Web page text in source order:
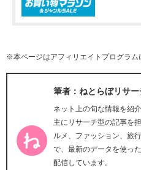
※本ページはアフィリエイトプログラム
筆者：ねとらぼリサー
ネット上の旬な情報を紹
主にリサーチ型の記事を
ルメ、ファッション、旅
で、最新のデータを使っ
配信しています。